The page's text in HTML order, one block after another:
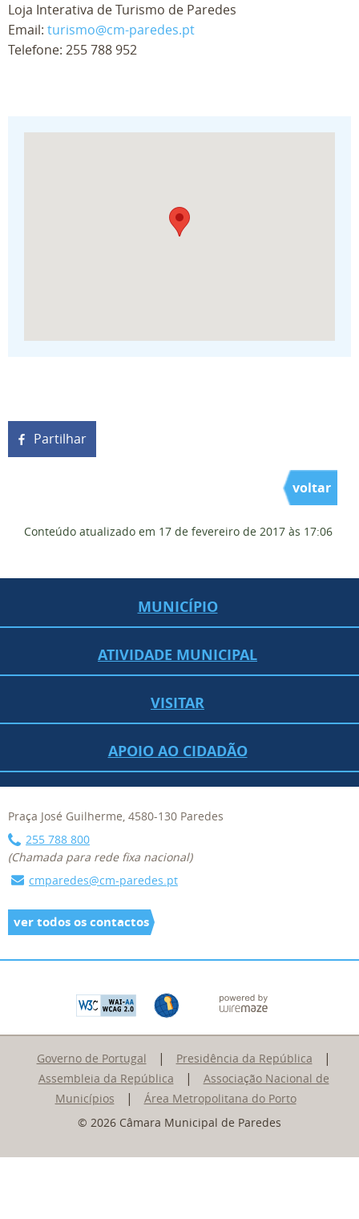
Loja Interativa de Turismo de Paredes
Email: turismo@cm-paredes.pt
Telefone: 255 788 952
Partilhar
voltar
Conteúdo atualizado em 17 de fevereiro de 2017 às 17:06
MUNICÍPIO
ATIVIDADE MUNICIPAL
VISITAR
APOIO AO CIDADÃO
Praça José Guilherme, 4580-130 Paredes
255 788 800
(Chamada para rede fixa nacional)
cmparedes@cm-paredes.pt
ver todos os contactos
Governo de Portugal | Presidência da República |
Assembleia da República |
Associação Nacional de
Municípios
|
Área Metropolitana do Porto
© 2026 Câmara Municipal de Paredes